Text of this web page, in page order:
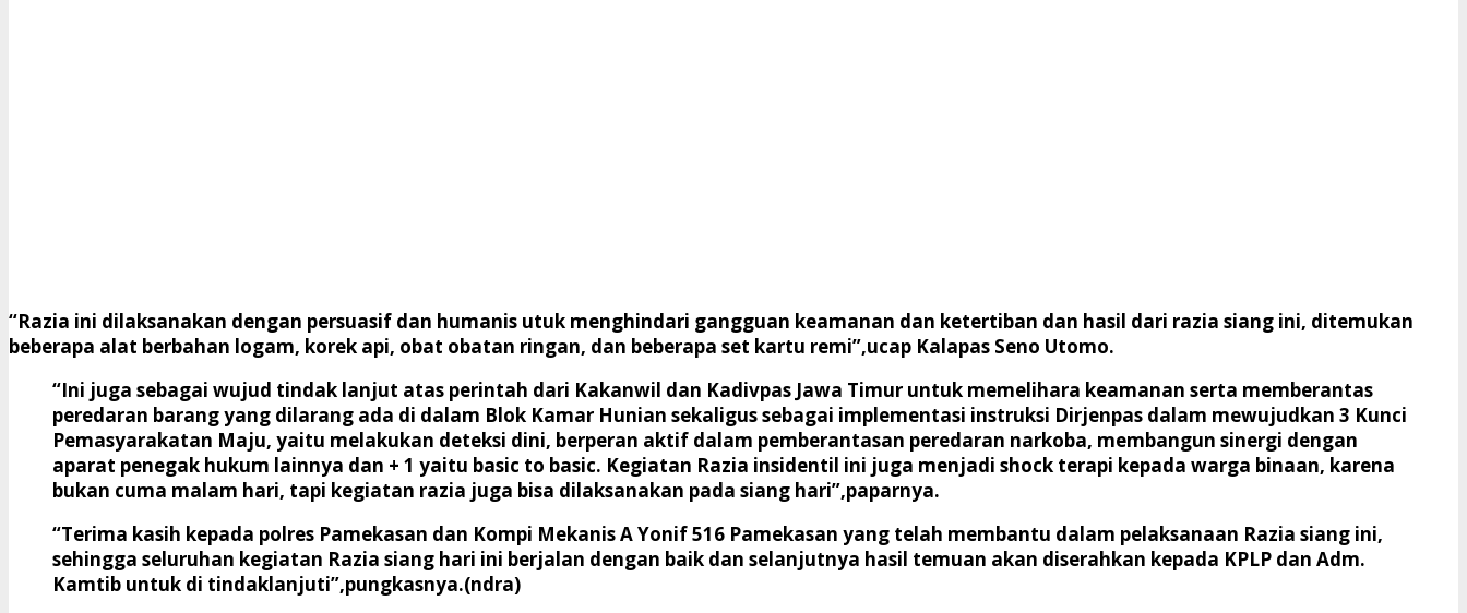
“Razia ini dilaksanakan dengan persuasif dan humanis utuk menghindari gangguan keamanan dan ketertiban dan hasil dari razia siang ini, ditemukan
beberapa alat berbahan logam, korek api, obat obatan ringan, dan beberapa set kartu remi”,ucap Kalapas Seno Utomo.
“Ini juga sebagai wujud tindak lanjut atas perintah dari Kakanwil dan Kadivpas Jawa Timur untuk memelihara keamanan serta memberantas
peredaran barang yang dilarang ada di dalam Blok Kamar Hunian sekaligus sebagai implementasi instruksi Dirjenpas dalam mewujudkan 3 Kunci
Pemasyarakatan Maju, yaitu melakukan deteksi dini, berperan aktif dalam pemberantasan peredaran narkoba, membangun sinergi dengan
aparat penegak hukum lainnya dan + 1 yaitu basic to basic. Kegiatan Razia insidentil ini juga menjadi shock terapi kepada warga binaan, karena
bukan cuma malam hari, tapi kegiatan razia juga bisa dilaksanakan pada siang hari”,paparnya.
“Terima kasih kepada polres Pamekasan dan Kompi Mekanis A Yonif 516 Pamekasan yang telah membantu dalam pelaksanaan Razia siang ini,
sehingga seluruhan kegiatan Razia siang hari ini berjalan dengan baik dan selanjutnya hasil temuan akan diserahkan kepada KPLP dan Adm.
Kamtib untuk di tindaklanjuti”,pungkasnya.(ndra)